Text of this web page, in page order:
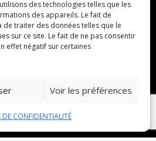
des technologies telles que les
des appareils. Le fait de
traiter des données telles que le
sur ce site. Le fait de ne pas consentir
effet négatif sur certaines
Voir les préférences
CONFIDENTIALITÉ
garantissant une
leur réputation.
pour
pour les